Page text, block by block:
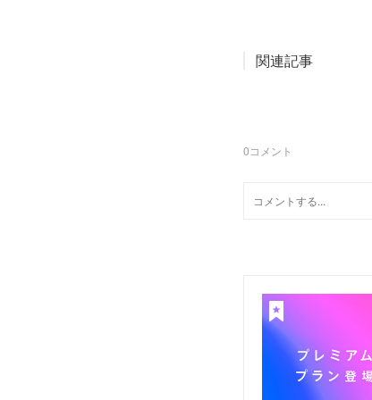
関連記事
0コメント